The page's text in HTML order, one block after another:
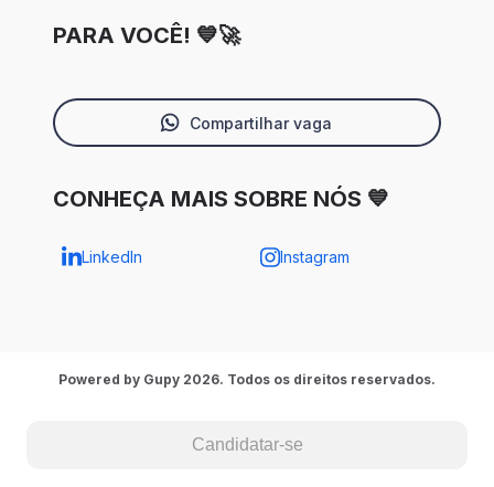
PARA VOCÊ! 💙🚀
Compartilhar vaga
CONHEÇA MAIS SOBRE NÓS 💙
LinkedIn Instagram
Candidatar-se
Powered by Gupy 2026. Todos os direitos reservados.